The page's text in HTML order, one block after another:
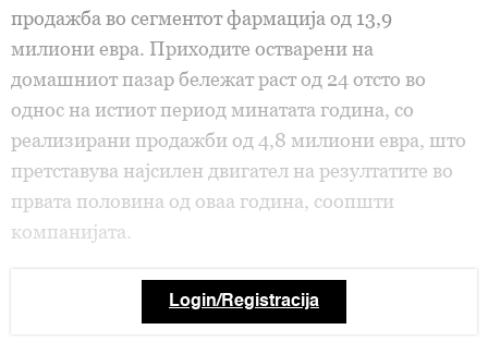
продажба во сегментот фармација од 13,9
милиони евра. Приходите остварени на
домашниот пазар бележат раст од 24 отсто во
однос на истиот период минатата година, со
реализирани продажби од 4,8 милиони евра, што
претставува најсилен двигател на резултатите во
првата половина од оваа година, соопшти
компанијата.
Login/Registracija